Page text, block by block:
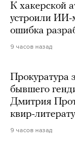
К хакерской
устроили ИИ-
ошибка
9 часов назад
Прокуратура
бывшего
Дмитрия
квир-
9 часов назад